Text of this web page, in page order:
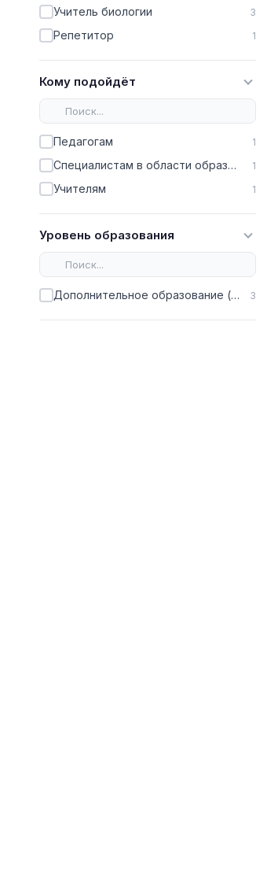
Учитель биологии 3
Репетитор 1
Кому подойдёт
Педагогам 1
Специалистам в области образования 1
Учителям 1
Уровень образования
Дополнительное образование (ДПО) 3